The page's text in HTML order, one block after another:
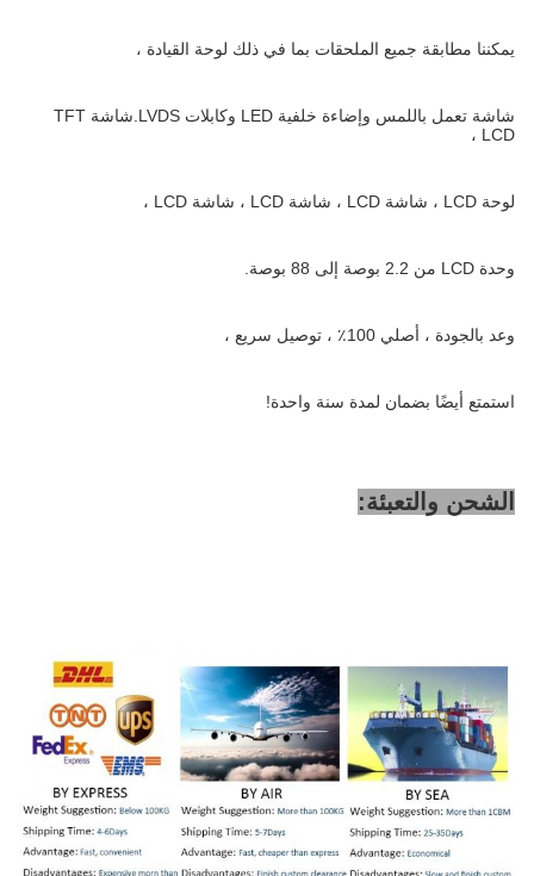
يمكننا مطابقة جميع الملحقات بما في ذلك لوحة القيادة ،
شاشة تعمل باللمس وإضاءة خلفية LED وكابلات LVDS.شاشة TFT
LCD ،
لوحة LCD ، شاشة LCD ، شاشة LCD ، شاشة LCD ،
وحدة LCD من 2.2 بوصة إلى 88 بوصة.
وعد بالجودة ، أصلي 100٪ ، توصيل سريع ،
استمتع أيضًا بضمان لمدة سنة واحدة!
الشحن والتعبئة: